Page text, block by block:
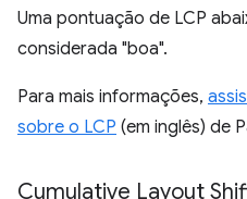
Uma pontuação de LCP
considerada "boa".
Para mais informações,
sobre o LCP (em inglês) de
Cumulative Layout